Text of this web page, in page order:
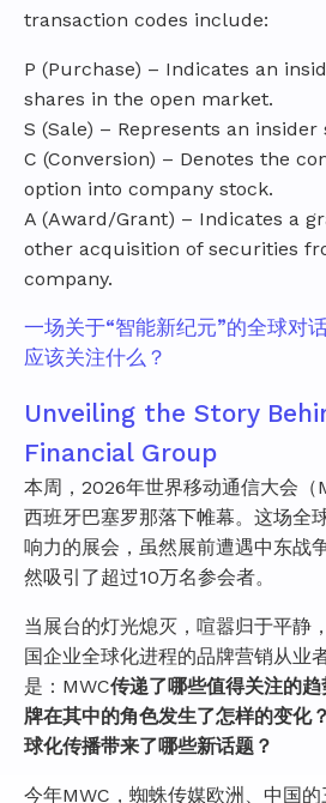
transaction codes include:
P (Purchase) – Indicates an
shares in the open market.
S (Sale) – Represents an insider
C (Conversion) – Denotes the
option into company stock.
A (Award/Grant) – Indicates a
other acquisition of securities
company.
一场关于“智能新纪元”的全球对
应该关注什么？
Unveiling the Story
Financial Group
本周，2026年世界移动通信大会（
西班牙巴塞罗那落下帷幕。这场全
响力的展会，虽然展前遭遇中东战
然吸引了超过10万名参会者。
当展台的灯光熄灭，喧嚣归于平静
国企业全球化进程的品牌营销从业
是：MWC传递了哪些值得关注的
牌在其中的角色发生了怎样的变化
球化传播带来了哪些新话题？
今年MWC，蜘蛛传媒欧洲、中国